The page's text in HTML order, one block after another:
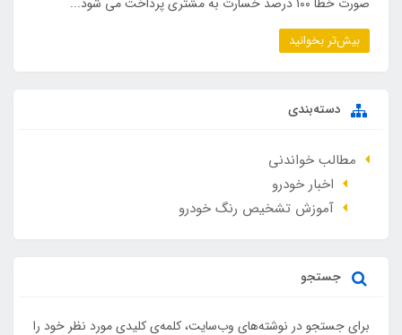
بیش‌تر بخوانید
دسته‌بندی
مطالب خواندنی
اخبار خودرو
آموزش تشخیص رنگ خودرو
جستجو
برای جستجو در نوشته‌های وب‌سایت، کلمه‌ی کلیدی مورد نظر خود را